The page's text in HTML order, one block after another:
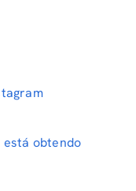
está obtendo